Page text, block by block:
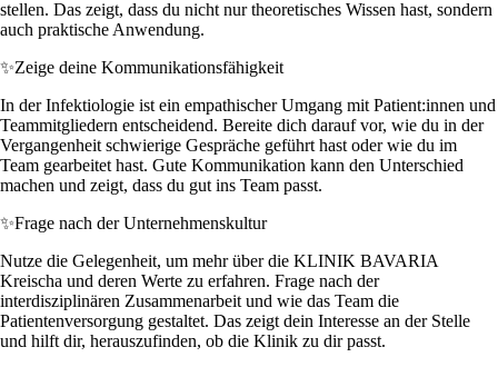
stellen. Das zeigt, dass du nicht nur theoretisches Wissen hast, sondern
auch praktische Anwendung.
✨Zeige deine Kommunikationsfähigkeit
In der Infektiologie ist ein empathischer Umgang mit Patient:innen und
Teammitgliedern entscheidend. Bereite dich darauf vor, wie du in der
Vergangenheit schwierige Gespräche geführt hast oder wie du im
Team gearbeitet hast. Gute Kommunikation kann den Unterschied
machen und zeigt, dass du gut ins Team passt.
✨Frage nach der Unternehmenskultur
Nutze die Gelegenheit, um mehr über die KLINIK BAVARIA
Kreischa und deren Werte zu erfahren. Frage nach der
interdisziplinären Zusammenarbeit und wie das Team die
Patientenversorgung gestaltet. Das zeigt dein Interesse an der Stelle
und hilft dir, herauszufinden, ob die Klinik zu dir passt.